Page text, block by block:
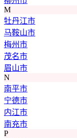
M
牡丹江市
马鞍山市
梅州市
茂名市
眉山市
N
南平市
宁德市
内江市
南充市
P